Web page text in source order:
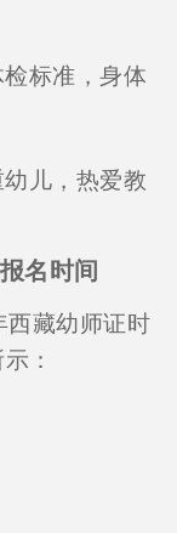
标准，身体
儿，热爱教
名时间
西藏幼师证时
：